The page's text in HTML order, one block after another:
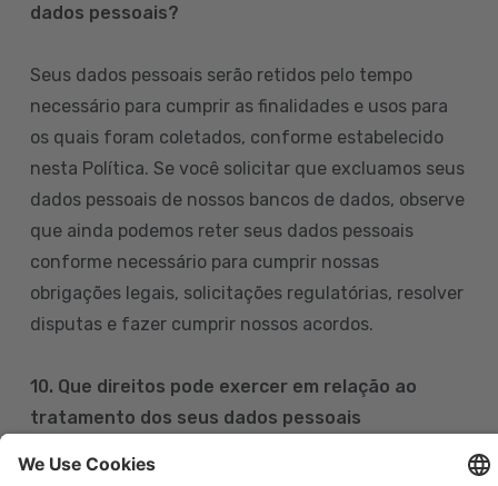
dados pessoais?
Seus dados pessoais serão retidos pelo tempo
necessário para cumprir as finalidades e usos para
os quais foram coletados, conforme estabelecido
nesta Política. Se você solicitar que excluamos seus
dados pessoais de nossos bancos de dados, observe
que ainda podemos reter seus dados pessoais
conforme necessário para cumprir nossas
obrigações legais, solicitações regulatórias, resolver
disputas e fazer cumprir nossos acordos.
10. Que direitos pode exercer em relação ao
tratamento dos seus dados pessoais